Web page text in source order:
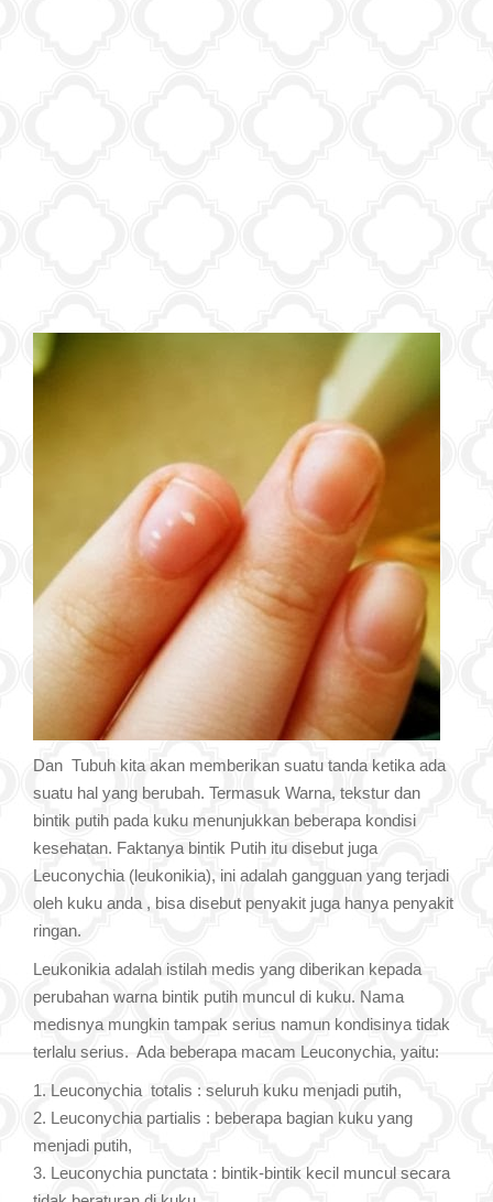
Dan Tubuh kita akan memberikan suatu tanda ketika ada
suatu hal yang berubah. Termasuk Warna, tekstur dan
bintik putih pada kuku menunjukkan beberapa kondisi
kesehatan. Faktanya bintik Putih itu disebut juga
Leuconychia (leukonikia), ini adalah gangguan yang terjadi
oleh kuku anda , bisa disebut penyakit juga hanya penyakit
ringan.
Leukonikia adalah istilah medis yang diberikan kepada
perubahan warna bintik putih muncul di kuku. Nama
medisnya mungkin tampak serius namun kondisinya tidak
terlalu serius. Ada beberapa macam Leuconychia, yaitu:
1. Leuconychia totalis : seluruh kuku menjadi putih,
2. Leuconychia partialis : beberapa bagian kuku yang
menjadi putih,
3. Leuconychia punctata : bintik-bintik kecil muncul secara